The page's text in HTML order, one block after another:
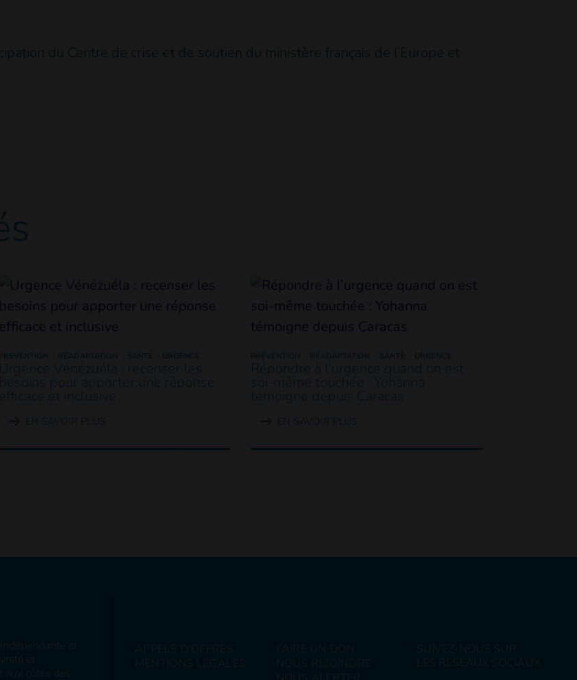
du Centre de crise et de soutien du ministère français de l’Europe et
PRÉVENTION RÉADAPTATION SANTÉ URGENCE
Urgence Vénézuéla : recenser les
besoins pour apporter une réponse
efficace et inclusive
EN SAVOIR PLUS
PRÉVENTION RÉADAPTATION SANTÉ URGENCE
Répondre à l’urgence quand on est
soi-même touchée : Yohanna
témoigne depuis Caracas
EN SAVOIR PLUS
et
et
côtés des
APPELS D'OFFRES
MENTIONS LÉGALES
FAIRE UN DON
NOUS REJOINDRE
SUIVEZ-NOUS SUR
LES RESEAUX SOCIAUX